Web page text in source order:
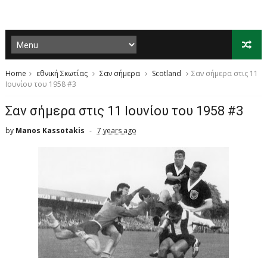
Home εθνική Σκωτίας Σαν σήμερα Scotland
Σαν σήμερα στις 11
Ιουνίου του 1958 #3
Σαν σήμερα στις 11 Ιουνίου του 1958 #3
by Manos Kassotakis 7 years ago